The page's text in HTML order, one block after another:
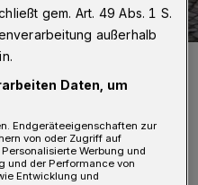
gem. Art. 49 Abs. 1 S.
außerhalb
Daten, um
Endgeräteeigenschaften zur
von oder Zugriff auf
Werbung und
und der Performance von
Entwicklung und